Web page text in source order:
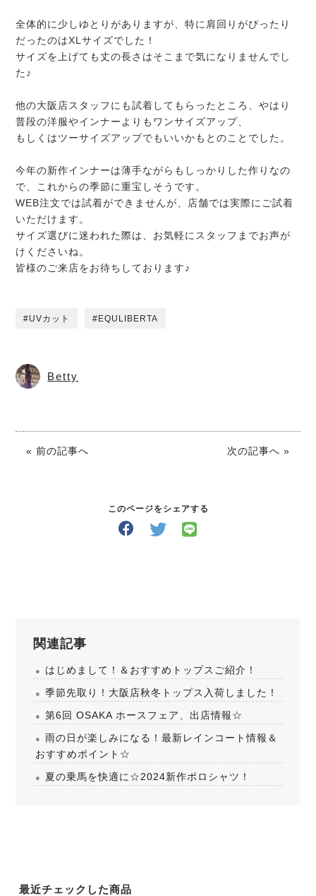
全体的に少しゆとりがありますが、特に肩回りがぴったり
だったのはXLサイズでした！
サイズを上げても丈の長さはそこまで気になりませんでし
た♪
他の大阪店スタッフにも試着してもらったところ、やはり
普段の洋服やインナーよりもワンサイズアップ、
もしくはツーサイズアップでもいいかもとのことでした。
今年の新作インナーは薄手ながらもしっかりした作りなの
で、これからの季節に重宝しそうです。
WEB注文では試着ができませんが、店舗では実際にご試着
いただけます。
サイズ選びに迷われた際は、お気軽にスタッフまでお声が
けくださいね。
皆様のご来店をお待ちしております♪
UVカット EQULIBERTA
Betty
« 前の記事へ 次の記事へ »
このページをシェアする
関連記事
はじめまして！＆おすすめトップスご紹介！
季節先取り！大阪店秋冬トップス入荷しました！
第6回 OSAKA ホースフェア、出店情報☆
雨の日が楽しみになる！最新レインコート情報＆
おすすめポイント☆
夏の乗馬を快適に☆2024新作ポロシャツ！
最近チェックした商品